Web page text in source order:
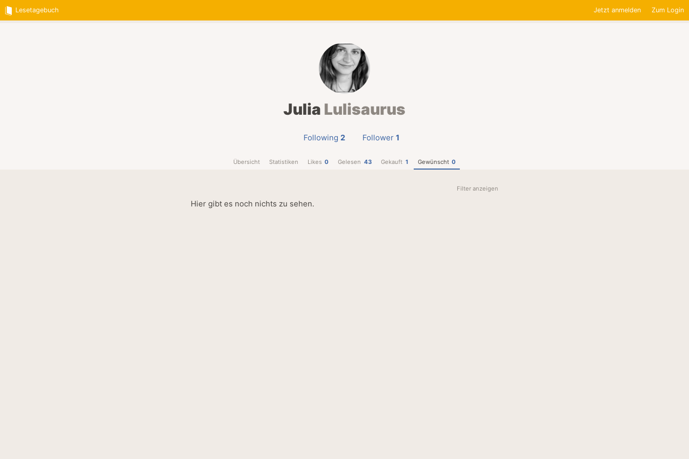
Lesetagebuch Jetzt anmelden Zum Login
Julia Lulisaurus
Following 2 Follower 1
Übersicht Statistiken Likes 0 Gelesen 43 Gekauft 1 Gewünscht 0
Filter anzeigen
Hier gibt es noch nichts zu sehen.